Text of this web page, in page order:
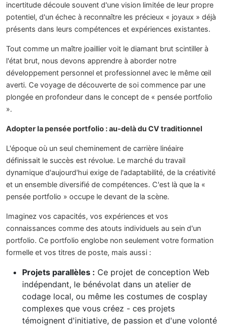
incertitude découle souvent d'une vision limitée de leur propre
potentiel, d'un échec à reconnaître les précieux « joyaux » déjà
présents dans leurs compétences et expériences existantes.
Tout comme un maître joaillier voit le diamant brut scintiller à
l'état brut, nous devons apprendre à aborder notre
développement personnel et professionnel avec le même œil
averti. Ce voyage de découverte de soi commence par une
plongée en profondeur dans le concept de « pensée portfolio
».
Adopter la pensée portfolio : au-delà du CV traditionnel
L'époque où un seul cheminement de carrière linéaire
définissait le succès est révolue. Le marché du travail
dynamique d'aujourd'hui exige de l'adaptabilité, de la créativité
et un ensemble diversifié de compétences. C'est là que la «
pensée portfolio » occupe le devant de la scène.
Imaginez vos capacités, vos expériences et vos
connaissances comme des atouts individuels au sein d'un
portfolio. Ce portfolio englobe non seulement votre formation
formelle et vos titres de poste, mais aussi :
Projets parallèles : Ce projet de conception Web
indépendant, le bénévolat dans un atelier de
codage local, ou même les costumes de cosplay
complexes que vous créez - ces projets
témoignent d'initiative, de passion et d'une volonté